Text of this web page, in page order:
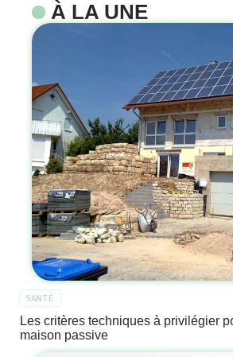
À LA UNE
SANTÉ
Les critères techniques à privilégier
maison passive